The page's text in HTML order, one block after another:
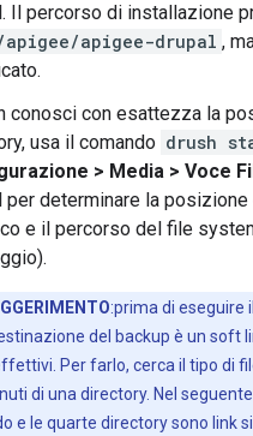
Il percorso di installazione
apigee-drupal ,
conosci con esattezza la
usa il comando drush
> Media > Voce
per determinare la
e il percorso del file
:prima di eseguire
del backup è un soft
Per farlo, cerca il tipo di
di una directory. Nel
e le quarte directory sono link